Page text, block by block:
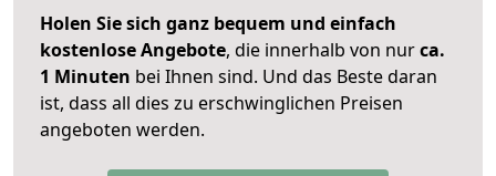
Holen Sie sich ganz bequem und einfach
kostenlose Angebote, die innerhalb von nurca.
1 Minuten bei Ihnen sind. Und das Beste daran
ist, dass all dies zu erschwinglichen Preisen
angeboten werden.